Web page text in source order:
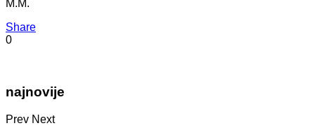
M.M.
Share
0
najnovije
Prev Next